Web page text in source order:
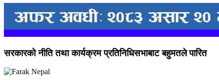
सरकारको नीति तथा कार्यक्रम प्रतिनिधिसभाबाट बहुमतले पारित